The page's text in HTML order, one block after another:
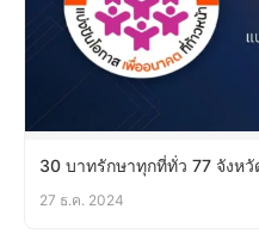
30 บาทรักษาทุกที่ทั่ว 77 จังห
27 ธ.ค. 2024